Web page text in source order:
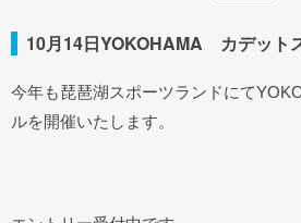
10月14日YOKOHAMA カデット
今年も琵琶湖スポーツランドにて
ルを開催いたします。